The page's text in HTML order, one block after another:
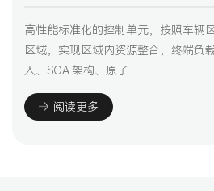
高性能标准化的控制单元，按照车辆
区域，实现区域内资源整合，终端负
入、SOA 架构、原子...
阅读更多